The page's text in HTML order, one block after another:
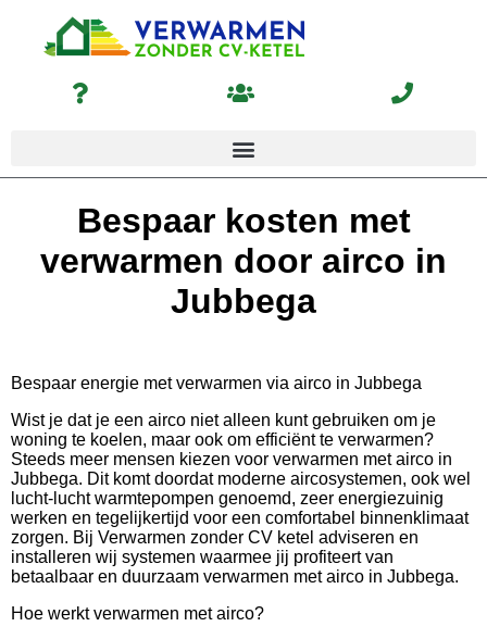
Bespaar kosten met
verwarmen door airco in
Jubbega
Bespaar energie met verwarmen via airco in Jubbega
Wist je dat je een airco niet alleen kunt gebruiken om je
woning te koelen, maar ook om efficiënt te verwarmen?
Steeds meer mensen kiezen voor verwarmen met airco in
Jubbega. Dit komt doordat moderne aircosystemen, ook wel
lucht-lucht warmtepompen genoemd, zeer energiezuinig
werken en tegelijkertijd voor een comfortabel binnenklimaat
zorgen. Bij Verwarmen zonder CV ketel adviseren en
installeren wij systemen waarmee jij profiteert van
betaalbaar en duurzaam verwarmen met airco in Jubbega.
Hoe werkt verwarmen met airco?